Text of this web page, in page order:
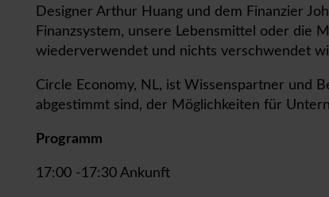
Designer Arthur Huang und dem Finanzier
Finanzsystem, unsere Lebensmittel oder die
wiederverwendet und nichts verschwendet
Circle Economy, NL, ist Wissenspartner und
abgestimmt sind, der Möglichkeiten für
Programm
17:00 -17:30 Ankunft